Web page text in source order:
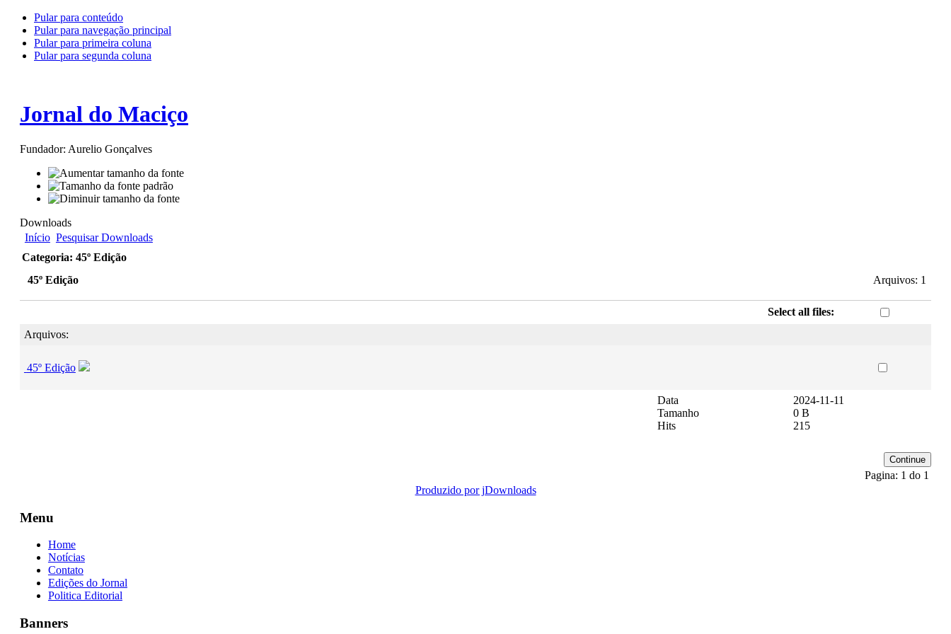
Pular para conteúdo
Pular para navegação principal
Pular para primeira coluna
Pular para segunda coluna
Jornal do Maciço
Fundador: Aurelio Gonçalves
Downloads
Início Pesquisar Downloads
Categoria: 45º Edição
45º Edição
Arquivos: 1
Select all files:
Arquivos:
45º Edição
Data
Tamanho
Hits
2024-11-11
0 B
215
Pagina: 1 do 1
Produzido por jDownloads
Menu
Home
Notícias
Contato
Edições do Jornal
Politica Editorial
Banners